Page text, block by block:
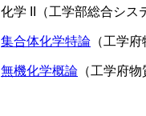
化学 II（工学部総合シス
集合体化学特論 （工学
無機化学概論 （工学府物